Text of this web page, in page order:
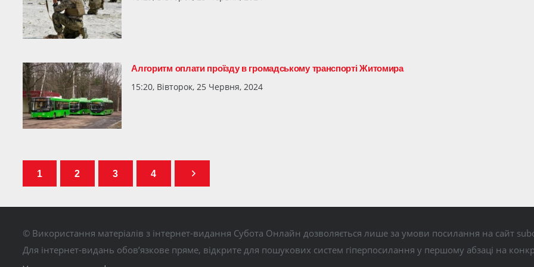
Алгоритм оплати проїзду в громадському транспорті Житомира
15:20, Вівторок, 25 Червня, 2024
1 2 3 4
© Використання матеріалів з інтернет-видання Субота Онлайн дозволяється лише за умови посилання на сайт
Для інтернет-видань обов’язкове пряме, відкрите для пошукових систем гіперпосилання у першому абзаці на